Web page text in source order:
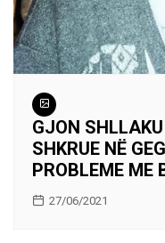
GJON
SHKRUE NË
PROBLEME ME
27/06/2021